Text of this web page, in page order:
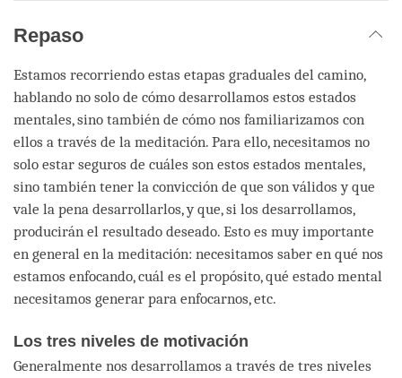
Repaso
Estamos recorriendo estas etapas graduales del camino,
hablando no solo de cómo desarrollamos estos estados
mentales, sino también de cómo nos familiarizamos con
ellos a través de la meditación. Para ello, necesitamos no
solo estar seguros de cuáles son estos estados mentales,
sino también tener la convicción de que son válidos y que
vale la pena desarrollarlos, y que, si los desarrollamos,
producirán el resultado deseado. Esto es muy importante
en general en la meditación: necesitamos saber en qué nos
estamos enfocando, cuál es el propósito, qué estado mental
necesitamos generar para enfocarnos, etc.
Los tres niveles de motivación
Generalmente nos desarrollamos a través de tres niveles